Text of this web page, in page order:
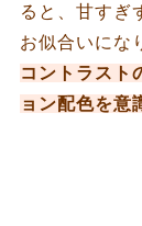
ると、甘すぎ
お似合いにな
コントラスト
ョン配色を意